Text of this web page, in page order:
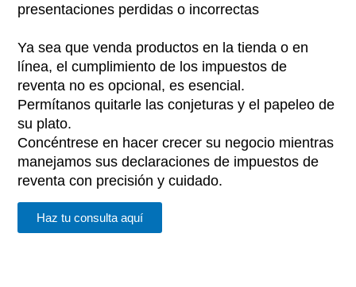
presentaciones perdidas o incorrectas
Ya sea que venda productos en la tienda o en
línea, el cumplimiento de los impuestos de
reventa no es opcional, es esencial.
Permítanos quitarle las conjeturas y el papeleo de
su plato.
Concéntrese en hacer crecer su negocio mientras
manejamos sus declaraciones de impuestos de
reventa con precisión y cuidado.
Haz tu consulta aquí